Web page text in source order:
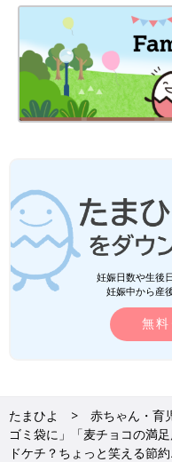
妊娠日数や生後
妊娠中から産
無
たまひよ 赤ちゃん・育
ゴミ袋に」「麦チョコの満
ドケチ？ちょっと笑える節